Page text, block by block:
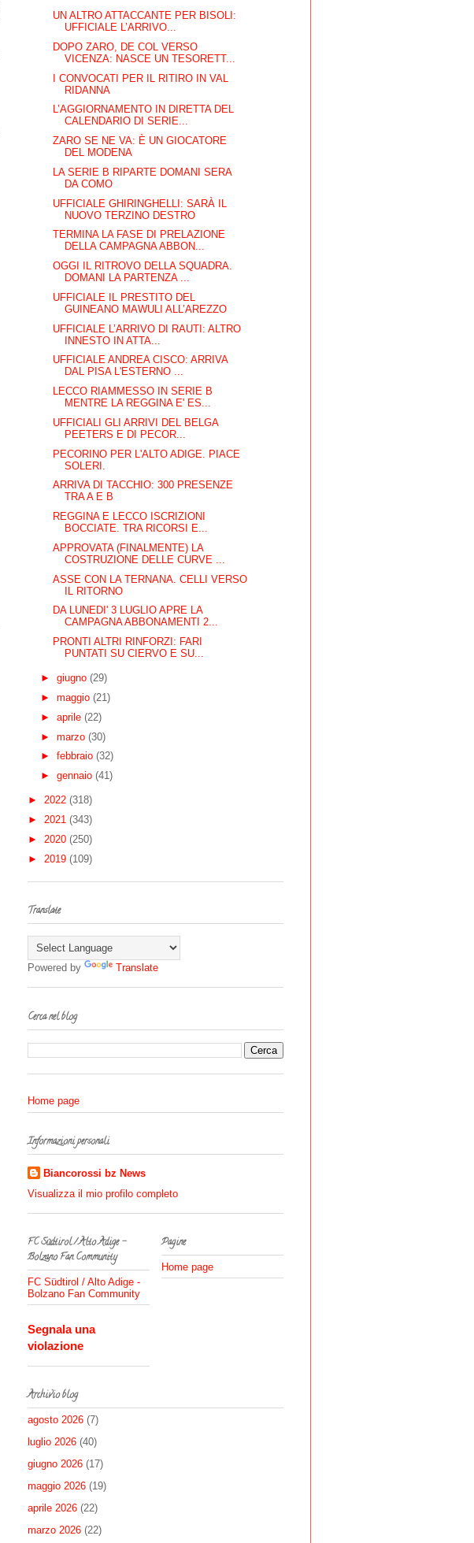
UN ALTRO ATTACCANTE PER BISOLI:
UFFICIALE L’ARRIVO...
DOPO ZARO, DE COL VERSO
VICENZA: NASCE UN TESORETT...
I CONVOCATI PER IL RITIRO IN VAL
RIDANNA
L’AGGIORNAMENTO IN DIRETTA DEL
CALENDARIO DI SERIE...
ZARO SE NE VA: È UN GIOCATORE
DEL MODENA
LA SERIE B RIPARTE DOMANI SERA
DA COMO
UFFICIALE GHIRINGHELLI: SARÀ IL
NUOVO TERZINO DESTRO
TERMINA LA FASE DI PRELAZIONE
DELLA CAMPAGNA ABBON...
OGGI IL RITROVO DELLA SQUADRA.
DOMANI LA PARTENZA ...
UFFICIALE IL PRESTITO DEL
GUINEANO MAWULI ALL’AREZZO
UFFICIALE L’ARRIVO DI RAUTI: ALTRO
INNESTO IN ATTA...
UFFICIALE ANDREA CISCO: ARRIVA
DAL PISA L'ESTERNO ...
LECCO RIAMMESSO IN SERIE B
MENTRE LA REGGINA E' ES...
UFFICIALI GLI ARRIVI DEL BELGA
PEETERS E DI PECOR...
PECORINO PER L'ALTO ADIGE. PIACE
SOLERI.
ARRIVA DI TACCHIO: 300 PRESENZE
TRA A E B
REGGINA E LECCO ISCRIZIONI
BOCCIATE. TRA RICORSI E...
APPROVATA (FINALMENTE) LA
COSTRUZIONE DELLE CURVE ...
ASSE CON LA TERNANA. CELLI VERSO
IL RITORNO
DA LUNEDI' 3 LUGLIO APRE LA
CAMPAGNA ABBONAMENTI 2...
PRONTI ALTRI RINFORZI: FARI
PUNTATI SU CIERVO E SU...
► giugno (29)
► maggio (21)
► aprile (22)
► marzo (30)
► febbraio (32)
► gennaio (41)
► 2022 (318)
► 2021 (343)
► 2020 (250)
► 2019 (109)
Translate
Powered by Translate
Cerca nel blog
Home page
Informazioni personali
Biancorossi bz News
Visualizza il mio profilo completo
FC Südtirol / Alto Adige -
Bolzano Fan Community
FC Südtirol / Alto Adige -
Bolzano Fan Community
Segnala una
violazione
Pagine
Home page
Archivio blog
agosto 2026 (7)
luglio 2026 (40)
giugno 2026 (17)
maggio 2026 (19)
aprile 2026 (22)
marzo 2026 (22)